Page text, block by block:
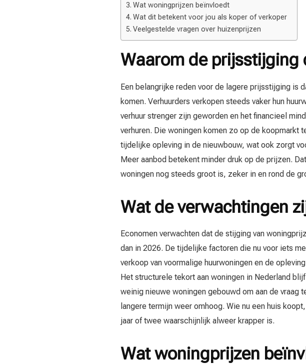
Wat woningprijzen beïnvloedt
Wat dit betekent voor jou als koper of verkoper
Veelgestelde vragen over huizenprijzen
Waarom de prijsstijging
Een belangrijke reden voor de lagere prijsstijging is
komen. Verhuurders verkopen steeds vaker hun
verhuur strenger zijn geworden en het financieel
verhuren. Die woningen komen zo op de koopmarkt
tijdelijke opleving in de nieuwbouw, wat ook zorgt
Meer aanbod betekent minder druk op de prijzen.
woningen nog steeds groot is, zeker in en rond de
Wat de verwachtingen
Economen verwachten dat de stijging van
dan in 2026. De tijdelijke factoren die nu voor iets
verkoop van voormalige huurwoningen en de
Het structurele tekort aan woningen in Nederland
weinig nieuwe woningen gebouwd om aan de vraag
langere termijn weer omhoog. Wie nu een huis
jaar of twee waarschijnlijk alweer krapper is.
Wat woningprijzen